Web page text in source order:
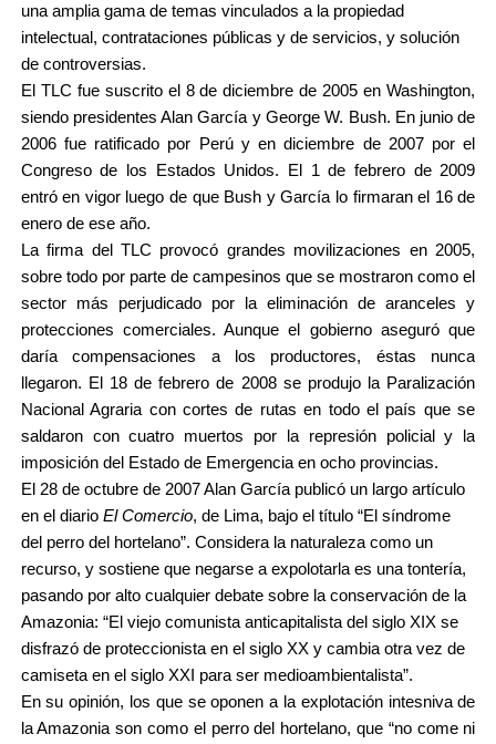
una amplia gama de temas vinculados a la propiedad
intelectual, contrataciones públicas y de servicios, y solución
de controversias.
El TLC fue suscrito el 8 de diciembre de 2005 en Washington,
siendo presidentes Alan García y George W. Bush. En junio de
2006 fue ratificado por Perú y en diciembre de 2007 por el
Congreso de los Estados Unidos. El 1 de febrero de 2009
entró en vigor luego de que Bush y García lo firmaran el 16 de
enero de ese año.
La firma del TLC provocó grandes movilizaciones en 2005,
sobre todo por parte de campesinos que se mostraron como el
sector más perjudicado por la eliminación de aranceles y
protecciones comerciales. Aunque el gobierno aseguró que
daría compensaciones a los productores, éstas nunca
llegaron. El 18 de febrero de 2008 se produjo la Paralización
Nacional Agraria con cortes de rutas en todo el país que se
saldaron con cuatro muertos por la represión policial y la
imposición del Estado de Emergencia en ocho provincias.
El 28 de octubre de 2007 Alan García publicó un largo artículo
en el diario El Comercio, de Lima, bajo el título “El síndrome
del perro del hortelano”. Considera la naturaleza como un
recurso, y sostiene que negarse a expolotarla es una tontería,
pasando por alto cualquier debate sobre la conservación de la
Amazonia: “El viejo comunista anticapitalista del siglo XIX se
disfrazó de proteccionista en el siglo XX y cambia otra vez de
camiseta en el siglo XXI para ser medioambientalista”.
En su opinión, los que se oponen a la explotación intesniva de
la Amazonia son como el perro del hortelano, que “no come ni